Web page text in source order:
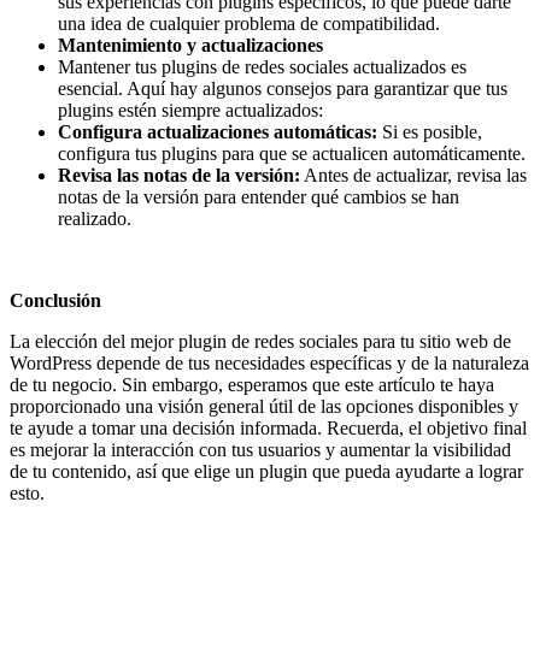
una idea de cualquier problema de compatibilidad.
Mantenimiento y actualizaciones
Mantener tus plugins de redes sociales actualizados es
esencial. Aquí hay algunos consejos para garantizar que tus
plugins estén siempre actualizados:
Configura actualizaciones automáticas: Si es posible,
configura tus plugins para que se actualicen automáticamente.
Revisa las notas de la versión: Antes de actualizar, revisa las
notas de la versión para entender qué cambios se han
realizado.
Conclusión
La elección del mejor plugin de redes sociales para tu sitio web de
WordPress depende de tus necesidades específicas y de la naturaleza
de tu negocio. Sin embargo, esperamos que este artículo te haya
proporcionado una visión general útil de las opciones disponibles y
te ayude a tomar una decisión informada. Recuerda, el objetivo final
es mejorar la interacción con tus usuarios y aumentar la visibilidad
de tu contenido, así que elige un plugin que pueda ayudarte a lograr
esto.